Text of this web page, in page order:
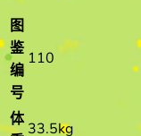
图
鉴
编
号
110
体 33.5kg